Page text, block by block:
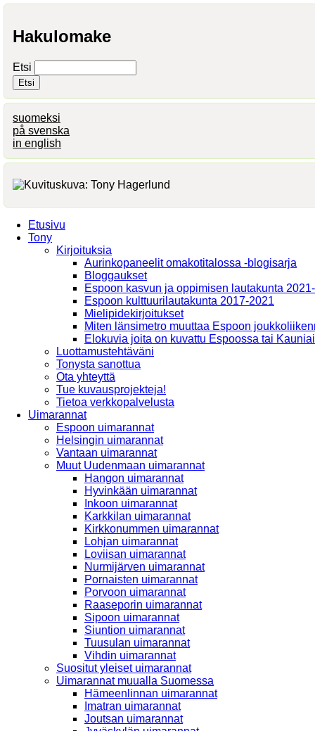
Hakulomake
Etsi
suomeksi
på svenska
in english
Etusivu
Tony
Kirjoituksia
Aurinkopaneelit omakotitalossa -blogisarja
Bloggaukset
Espoon kasvun ja oppimisen lautakunta
Espoon kulttuurilautakunta 2017-2021
Mielipidekirjoitukset
Miten länsimetro muuttaa Espoon
Elokuvia joita on kuvattu Espoossa tai
Luottamustehtäväni
Tonysta sanottua
Ota yhteyttä
Tue kuvausprojekteja!
Tietoa verkkopalvelusta
Uimarannat
Espoon uimarannat
Helsingin uimarannat
Vantaan uimarannat
Muut Uudenmaan uimarannat
Hangon uimarannat
Hyvinkään uimarannat
Inkoon uimarannat
Karkkilan uimarannat
Kirkkonummen uimarannat
Lohjan uimarannat
Loviisan uimarannat
Nurmijärven uimarannat
Pornaisten uimarannat
Porvoon uimarannat
Raaseporin uimarannat
Sipoon uimarannat
Siuntion uimarannat
Tuusulan uimarannat
Vihdin uimarannat
Suositut yleiset uimarannat
Uimarannat muualla Suomessa
Hämeenlinnan uimarannat
Imatran uimarannat
Joutsan uimarannat